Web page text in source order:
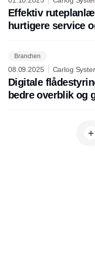
Effektiv
hurtigere service
Branchen
08.09.2025 Carlog
Digitale
bedre overblik og